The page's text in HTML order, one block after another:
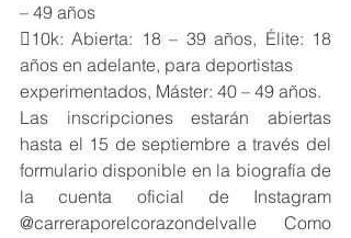
– 49 años
10k: Abierta: 18 – 39 años, Élite: 18
años en adelante, para deportistas
experimentados, Máster: 40 – 49 años.
Las inscripciones estarán abiertas
hasta el 15 de septiembre a través del
formulario disponible en la biografía de
la cuenta oficial de Instagram
@carreraporelcorazondelvalle Como